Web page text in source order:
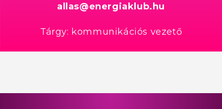
allas@energiaklub.hu
Tárgy: kommunikációs vezető